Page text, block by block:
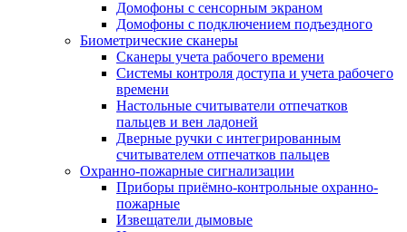
Домофоны с сенсорным экраном
Домофоны с подключением подъездного
Биометрические сканеры
Сканеры учета рабочего времени
Системы контроля доступа и учета рабочего
времени
Настольные считыватели отпечатков
пальцев и вен ладоней
Дверные ручки с интегрированным
считывателем отпечатков пальцев
Охранно-пожарные сигнализации
Приборы приёмно-контрольные охранно-
пожарные
Извещатели дымовые